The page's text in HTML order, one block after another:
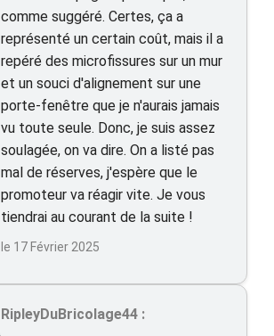
comme suggéré. Certes, ça a
représenté un certain coût, mais il a
repéré des microfissures sur un mur
et un souci d'alignement sur une
porte-fenêtre que je n'aurais jamais
vu toute seule. Donc, je suis assez
soulagée, on va dire. On a listé pas
mal de réserves, j'espère que le
promoteur va réagir vite. Je vous
tiendrai au courant de la suite !
le 17 Février 2025
RipleyDuBricolage44 :